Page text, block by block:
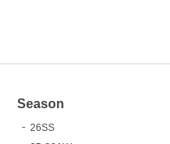
Season
26SS